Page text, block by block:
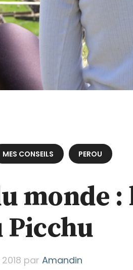
MES CONSEILS PEROU
monde :
Picchu
par Amandin